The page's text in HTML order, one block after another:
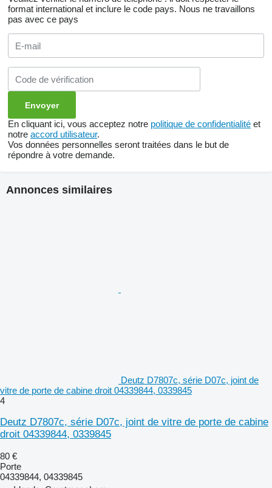
format international et inclure le code pays. Nous ne travaillons
pas avec ce pays
En cliquant ici, vous acceptez notre politique de confidentialité et
notre accord utilisateur.
Vos données personnelles seront traitées dans le but de
répondre à votre demande.
Annonces similaires
Deutz D7807c, série D07c, joint de
vitre de porte de cabine droit 04339844, 0339845
4
Deutz D7807c, série D07c, joint de vitre de porte de cabine
droit 04339844, 0339845
80 €
Porte
04339844, 04339845